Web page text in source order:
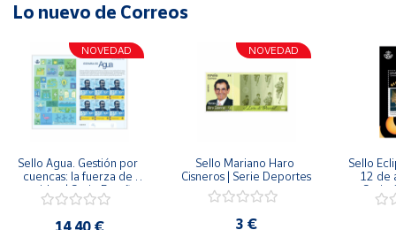
Lo nuevo de Correos
NOVEDAD
Sello Agua. Gestión por
cuencas: la fuerza de
una idea.| Serie España
ES| Pliego Premium
14,40 €
NOVEDAD
Sello Mariano Haro
Cisneros | Serie Deportes
3 €
Sello
12 de
Serie